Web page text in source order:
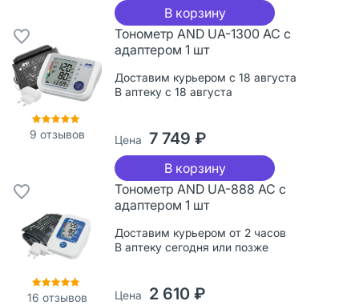
В корзину
9 отзывов
Тонометр AND UA-1300 AC с
адаптером 1 шт
Доставим курьером с 18 августа
В аптеку с 18 августа
Цена 7 749 ₽
В корзину
16 отзывов
Тонометр AND UA-888 АС с
адаптером 1 шт
Доставим курьером от 2 часов
В аптеку сегодня или позже
Цена 2 610 ₽